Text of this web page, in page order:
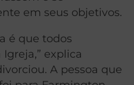
em seus objetivos.
é que todos
explica
A pessoa que